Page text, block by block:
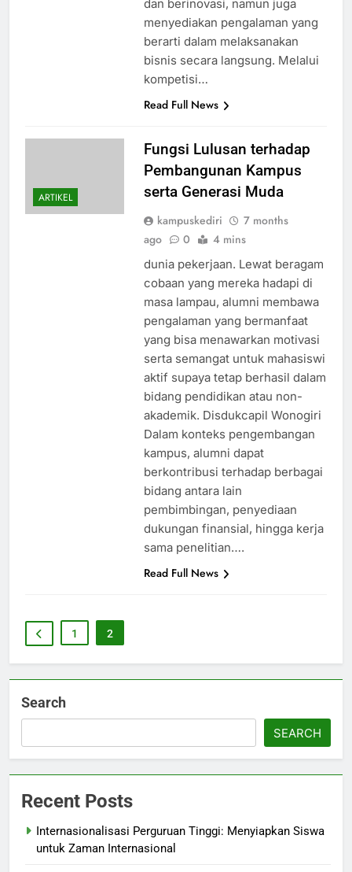
dan berinovasi, namun juga
menyediakan pengalaman yang
berarti dalam melaksanakan
bisnis secara langsung. Melalui
kompetisi…
Read Full News
ARTIKEL
Fungsi Lulusan terhadap
Pembangunan Kampus
serta Generasi Muda
kampuskediri
7 months
ago
0 4 mins
dunia pekerjaan. Lewat beragam
cobaan yang mereka hadapi di
masa lampau, alumni membawa
pengalaman yang bermanfaat
yang bisa menawarkan motivasi
serta semangat untuk mahasiswi
aktif supaya tetap berhasil dalam
bidang pendidikan atau non-
akademik. Disdukcapil Wonogiri
Dalam konteks pengembangan
kampus, alumni dapat
berkontribusi terhadap berbagai
bidang antara lain
pembimbingan, penyediaan
dukungan finansial, hingga kerja
sama penelitian….
Read Full News
1 2
Search
SEARCH
Recent Posts
Internasionalisasi Perguruan Tinggi: Menyiapkan Siswa
untuk Zaman Internasional